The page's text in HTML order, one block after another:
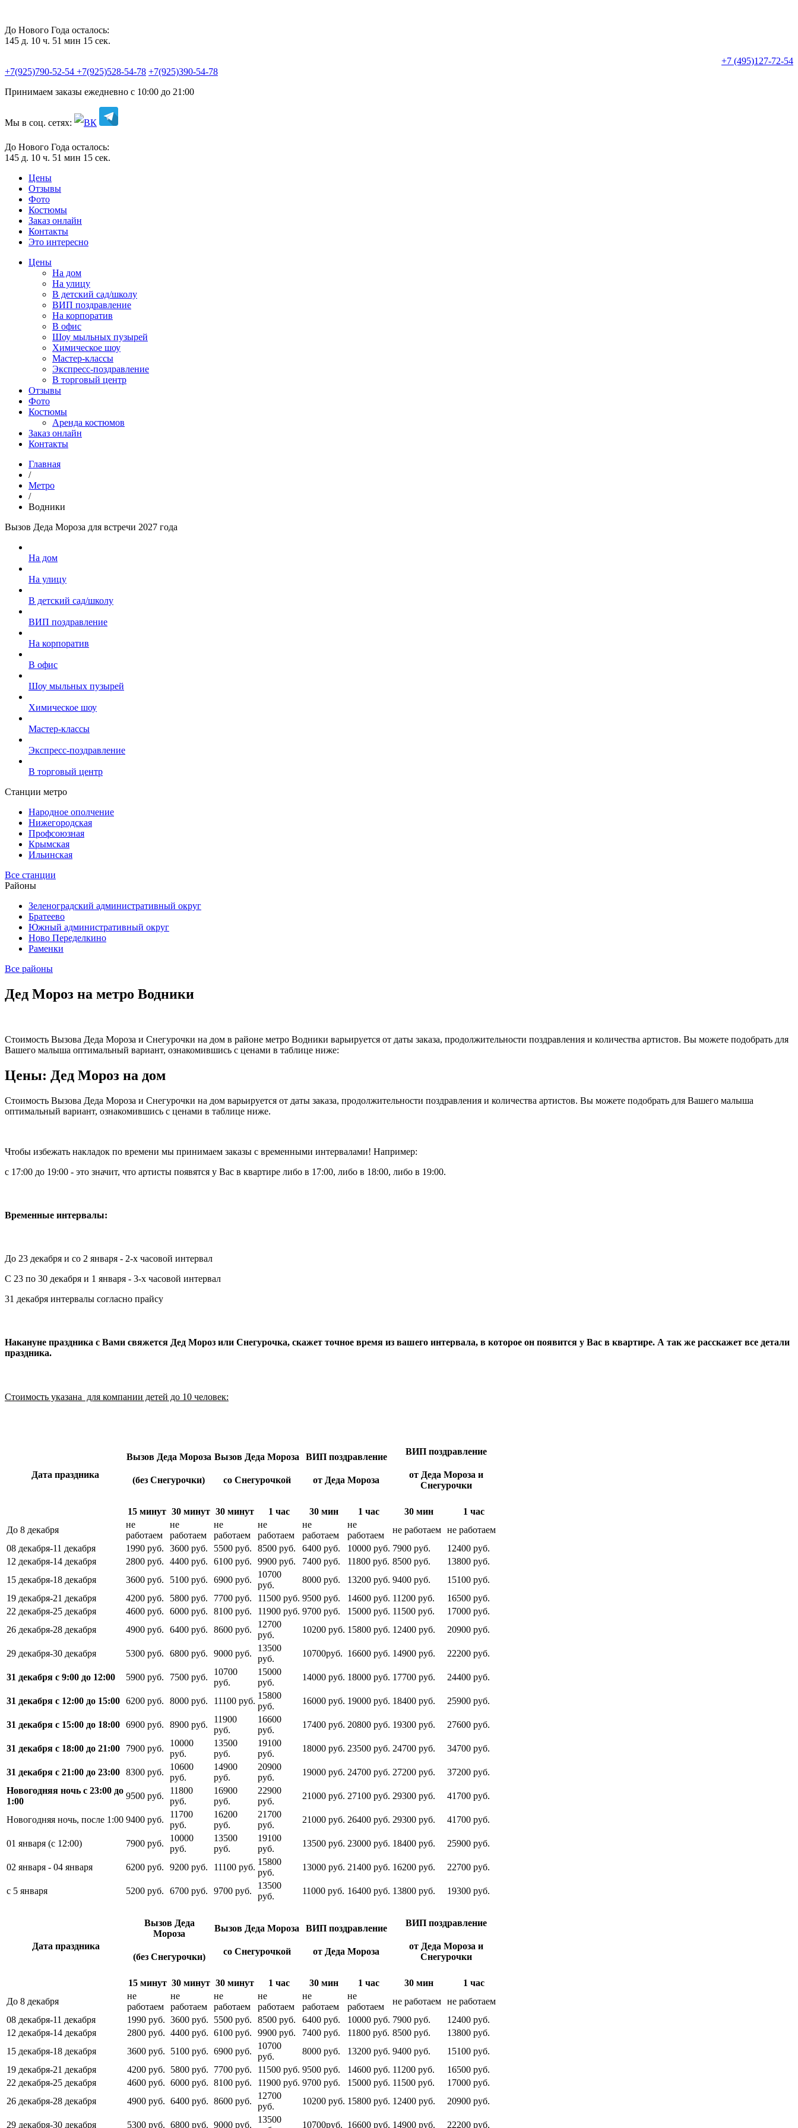
До Нового Года осталось:
145 д. 10 ч. 51 мин 14 сек.
+7 (495)127-72-54
+7(925)790-52-54 +7(925)528-54-78 +7(925)390-54-78
Принимаем заказы ежедневно с 10:00 до 21:00
Мы в соц. сетях:
До Нового Года осталось:
145 д. 10 ч. 51 мин 14 сек.
Цены
Отзывы
Фото
Костюмы
Заказ онлайн
Контакты
Это интересно
Цены
На дом
На улицу
В детский сад/школу
ВИП поздравление
На корпоратив
В офис
Шоу мыльных пузырей
Химическое шоу
Мастер-классы
Экспресс-поздравление
В торговый центр
Отзывы
Фото
Костюмы
Аренда костюмов
Заказ онлайн
Контакты
Главная
/
Метро
/
Водники
Вызов Дeда Мороза для встречи 2027 года
На дом
На улицу
В детский сад/школу
ВИП поздравление
На корпоратив
В офис
Шоу мыльных пузырей
Химическое шоу
Мастер-классы
Экспресс-поздравление
В торговый центр
Станции метро
Народное ополчение
Нижегородская
Профсоюзная
Крымская
Ильинская
Все станции
Районы
Зеленоградский административный округ
Братеево
Южный административный округ
Ново Переделкино
Раменки
Все районы
Дед Мороз на метро Водники
Стоимость Вызова Деда Мороза и Снегурочки на дом в районе метро Водники варьируется от даты заказа, продолжительности поздравления и количества артистов. Вы можете подобрать для
Вашего малыша оптимальный вариант, ознакомившись с ценами в таблице ниже:
Цены: Дед Мороз на дом
Стоимость Вызова Деда Мороза и Снегурочки на дом варьируется от даты заказа, продолжительности поздравления и количества артистов. Вы можете подобрать для Вашего малыша
оптимальный вариант, ознакомившись с ценами в таблице ниже.
Чтобы избежать накладок по времени мы принимаем заказы с временными интервалами! Например:
с 17:00 до 19:00 - это значит, что артисты появятся у Вас в квартире либо в 17:00, либо в 18:00, либо в 19:00.
Временные интервалы:
До 23 декабря и со 2 января - 2-х часовой интервал
С 23 по 30 декабря и 1 января - 3-х часовой интервал
31 декабря интервалы согласно прайсу
Накануне праздника с Вами свяжется Дед Мороз или Снегурочка, скажет точное время из вашего интервала, в которое он появится у Вас в квартире. А так же расскажет все детали
праздника.
Стоимость указана для компании детей до 10 человек:
Дата праздника
Вызов Деда Мороза
(без Снегурочки)
Вызов Деда Мороза
со Снегурочкой
ВИП поздравление
от Деда Мороза
ВИП поздравление
от Деда Мороза и
Снегурочки
15 минут 30 минут 30 минут 1 час 30 мин 1 час 30 мин
1 час
До 8 декабря
не
работаем
не
работаем
не
работаем
не
работаем
не
работаем
не
работаем
не работаем не работаем
08 декабря-11 декабря
1990 руб. 3600 руб. 5500 руб. 8500 руб. 6400 руб. 10000 руб. 7900 руб.
12400 руб.
12 декабря-14 декабря
2800 руб. 4400 руб. 6100 руб. 9900 руб. 7400 руб. 11800 руб. 8500 руб.
13800 руб.
15 декабря-18 декабря
3600 руб. 5100 руб. 6900 руб.
10700
руб.
8000 руб. 13200 руб. 9400 руб.
15100 руб.
19 декабря-21 декабря
4200 руб. 5800 руб. 7700 руб. 11500 руб. 9500 руб. 14600 руб. 11200 руб.
16500 руб.
22 декабря-25 декабря
4600 руб. 6000 руб. 8100 руб. 11900 руб. 9700 руб. 15000 руб. 11500 руб.
17000 руб.
26 декабря-28 декабря
4900 руб. 6400 руб. 8600 руб.
12700
руб.
10200 руб. 15800 руб. 12400 руб. 20900 руб.
29 декабря-30 декабря 5300 руб. 6800 руб. 9000 руб.
13500
руб.
10700руб. 16600 руб. 14900 руб. 22200 руб.
31 декабря с 9:00 до 12:00 5900 руб. 7500 руб.
10700
руб.
15000
руб.
14000 руб. 18000 руб. 17700 руб. 24400 руб.
31 декабря с 12:00 до 15:00 6200 руб. 8000 руб. 11100 руб.
15800
руб.
16000 руб. 19000 руб. 18400 руб. 25900 руб.
31 декабря с 15:00 до 18:00 6900 руб. 8900 руб.
11900
руб.
16600
руб.
17400 руб. 20800 руб. 19300 руб. 27600 руб.
31 декабря с 18:00 до 21:00 7900 руб.
10000
руб.
13500
руб.
19100
руб.
18000 руб. 23500 руб. 24700 руб. 34700 руб.
31 декабря с 21:00 до 23:00 8300 руб.
10600
руб.
14900
руб.
20900
руб.
19000 руб. 24700 руб. 27200 руб.
37200 руб.
Новогодняя ночь с 23:00 до
1:00
9500 руб.
11800
руб.
16900
руб.
22900
руб.
21000 руб. 27100 руб. 29300 руб. 41700 руб.
Новогодняя ночь, после 1:00 9400 руб.
11700
руб.
16200
руб.
21700
руб.
21000 руб. 26400 руб. 29300 руб. 41700 руб.
01 января (с 12:00) 7900 руб.
10000
руб.
13500
руб.
19100
руб.
13500 руб. 23000 руб. 18400 руб. 25900 руб.
02 января - 04 января 6200 руб. 9200 руб. 11100 руб.
15800
руб.
13000 руб. 21400 руб. 16200 руб. 22700 руб.
с 5 января 5200 руб. 6700 руб. 9700 руб.
13500
руб.
11000 руб. 16400 руб. 13800 руб. 19300 руб.
Дата праздника
Вызов Деда
Мороза
(без Снегурочки)
Вызов Деда Мороза
со Снегурочкой
ВИП поздравление
от Деда Мороза
ВИП поздравление
от Деда Мороза и
Снегурочки
15 минут 30 минут 30 минут 1 час 30 мин 1 час 30 мин
1 час
До 8 декабря
не
работаем
не
работаем
не
работаем
не
работаем
не
работаем
не
работаем
не работаем не работаем
08 декабря-11 декабря
1990 руб. 3600 руб. 5500 руб. 8500 руб. 6400 руб. 10000 руб. 7900 руб.
12400 руб.
12 декабря-14 декабря
2800 руб. 4400 руб. 6100 руб. 9900 руб. 7400 руб. 11800 руб. 8500 руб.
13800 руб.
15 декабря-18 декабря
3600 руб. 5100 руб. 6900 руб.
10700
руб.
8000 руб. 13200 руб. 9400 руб.
15100 руб.
19 декабря-21 декабря
4200 руб. 5800 руб. 7700 руб. 11500 руб. 9500 руб. 14600 руб. 11200 руб.
16500 руб.
22 декабря-25 декабря
4600 руб. 6000 руб. 8100 руб. 11900 руб. 9700 руб. 15000 руб. 11500 руб.
17000 руб.
26 декабря-28 декабря
4900 руб. 6400 руб. 8600 руб.
12700
руб.
10200 руб. 15800 руб. 12400 руб. 20900 руб.
29 декабря-30 декабря 5300 руб. 6800 руб. 9000 руб.
13500
10700руб. 16600 руб. 14900 руб. 22200 руб.